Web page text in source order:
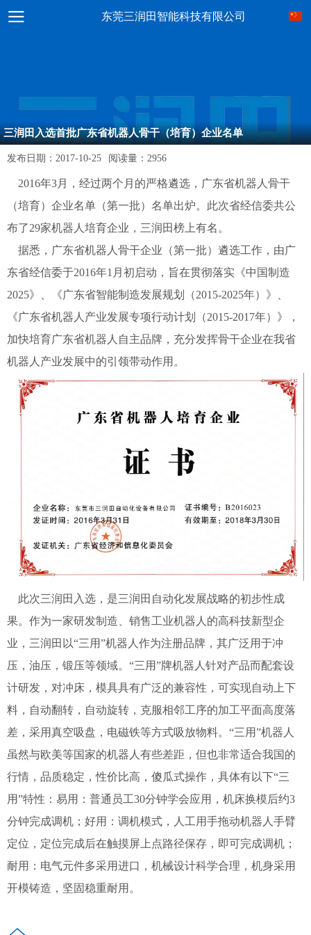
东莞三润田智能科技有限公司
三润田入选首批广东省机器人骨干（培育）企业名单
发布日期： 2017-10-25 阅读量： 2956
2016年3月，经过两个月的严格遴选，广东省机器人骨干
（培育）企业名单（第一批）名单出炉。此次省经信委共公
布了29家机器人培育企业，三润田榜上有名。
据悉，广东省机器人骨干企业（第一批）遴选工作，由广
东省经信委于2016年1月初启动，旨在贯彻落实《中国制造
2025》、《广东省智能制造发展规划（2015-2025年）》、
《广东省机器人产业发展专项行动计划（2015-2017年）》，
加快培育广东省机器人自主品牌，充分发挥骨干企业在我省
机器人产业发展中的引领带动作用。
此次三润田入选，是三润田自动化发展战略的初步性成
果。作为一家研发制造、销售工业机器人的高科技新型企
业，三润田以“三用”机器人作为注册品牌，其广泛用于冲
压，油压，锻压等领域。“三用”牌机器人针对产品而配套设
计研发，对冲床，模具具有广泛的兼容性，可实现自动上下
料，自动翻转，自动旋转，克服相邻工序的加工平面高度落
差，采用真空吸盘，电磁铁等方式吸放物料。“三用”机器人
虽然与欧美等国家的机器人有些差距，但也非常适合我国的
行情，品质稳定，性价比高，傻瓜式操作，具体有以下“三
用”特性：易用：普通员工30分钟学会应用，机床换模后约3
分钟完成调机；好用：调机模式，人工用手拖动机器人手臂
定位，定位完成后在触摸屏上点路径保存，即可完成调机；
耐用：电气元件多采用进口，机械设计科学合理，机身采用
开模铸造，坚固稳重耐用。